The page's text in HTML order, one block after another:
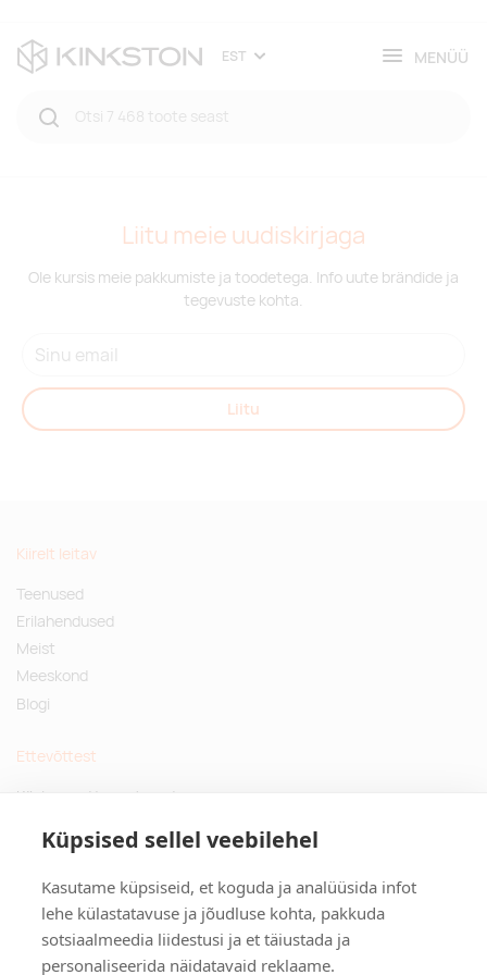
Küpsised sellel veebilehel
Kasutame küpsiseid, et koguda ja analüüsida infot
lehe külastatavuse ja jõudluse kohta, pakkuda
sotsiaalmeedia liidestusi ja et täiustada ja
personaliseerida näidatavaid reklaame.
EST MENÜÜ
Liitu meie uudiskirjaga
Ole kursis meie pakkumiste ja toodetega. Info uute brändide ja
tegevuste kohta.
Liitu
Kiirelt leitav
Teenused
Erilahendused
Meist
Meeskond
Blogi
Ettevõttest
Küsimused ja vastused
Privaatsuspoliitika
Kontakt
Tulika põik 3, Tallinn
info@kinkston.ee